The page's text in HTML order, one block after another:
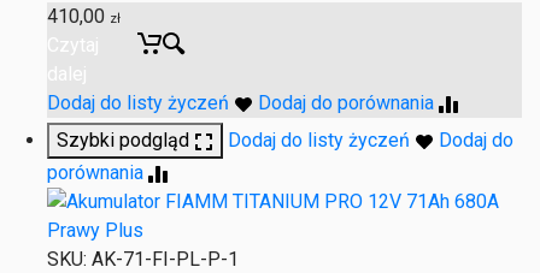
410,00 zł
Czytaj
dalej
Dodaj do listy życzeń
Dodaj do porównania
Szybki podgląd
Dodaj do listy życzeń
Dodaj do
porównania
SKU: AK-71-FI-PL-P-1